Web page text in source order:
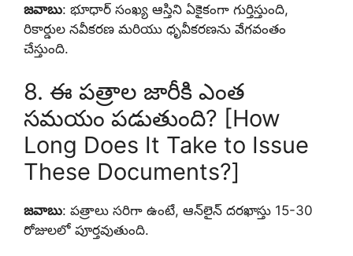
జవాబు: భూధార్ సంఖ్య ఆస్తిని ఏకైకంగా గుర్తిస్తుంది,
రికార్డుల నవీకరణ మరియు ధృవీకరణను వేగవంతం
చేస్తుంది.
8. ఈ పత్రాల జారీకి ఎంత
సమయం పడుతుంది? [How
Long Does It Take to Issue
These Documents?]
జవాబు: పత్రాలు సరిగా ఉంటే, ఆన్‌లైన్ దరఖాస్తు 15-30
రోజులలో పూర్తవుతుంది.